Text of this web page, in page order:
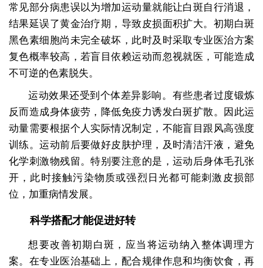
常见部分病患误以为增加运动量就能让白斑自行消退，
结果延误了黄金治疗期，导致皮损面积扩大。初期白斑
黑色素细胞尚未完全破坏，此时及时采取专业医治方案
复色概率较高，若盲目依赖运动而忽视就医，可能造成
不可逆的色素脱失。
运动效果还受到个体差异影响。有些患者过度锻炼
反而造成身体疲劳，降低免疫力诱发白斑扩散。因此运
动量需要根据个人实际情况制定，不能盲目跟风高强度
训练。运动前后要做好皮肤护理，及时清洁汗液，避免
化学刺激物残留。特别要注意的是，运动后身体毛孔张
开，此时接触污染物质或强烈日光都可能刺激皮损部
位，加重病情发展。
科学搭配才能促进好转
想要改善初期白斑，应当将运动纳入整体调理方
案。在专业医治基础上，配合规律作息和均衡饮食，再